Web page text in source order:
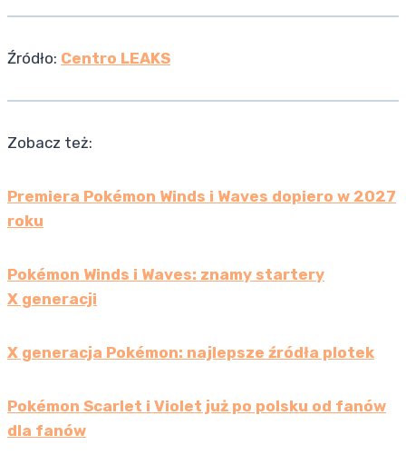
Źródło: Centro LEAKS
Zobacz też:
Premiera Pokémon Winds i Waves dopiero w 2027
roku
Pokémon Winds i Waves: znamy startery
X generacji
X generacja Pokémon: najlepsze źródła plotek
Pokémon Scarlet i Violet już po polsku od fanów
dla fanów